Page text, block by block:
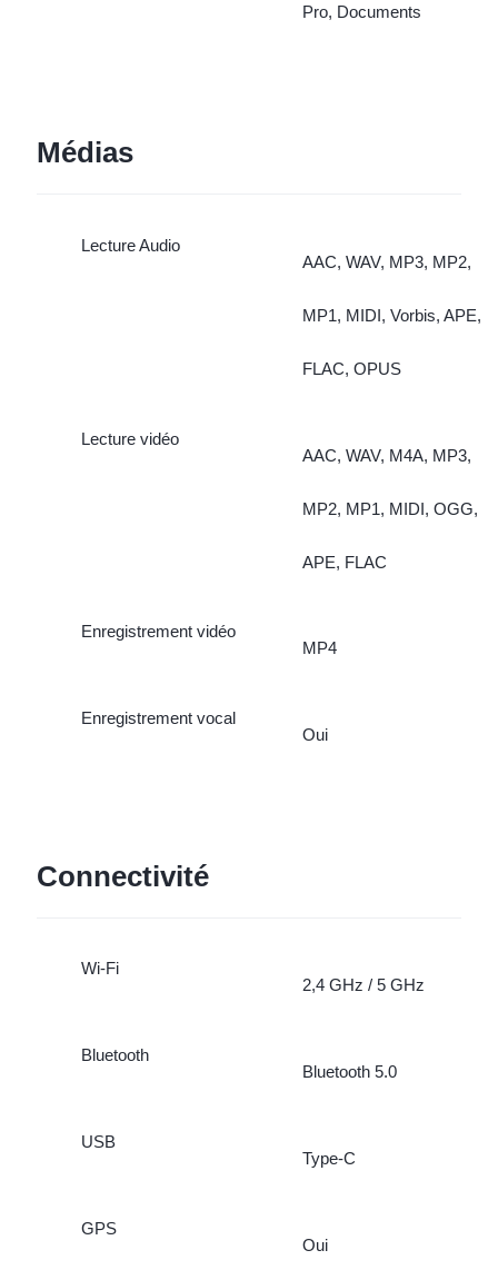
Pro, Documents
Médias
Lecture Audio
AAC, WAV, MP3, MP2,
MP1, MIDI, Vorbis, APE,
FLAC, OPUS
Lecture vidéo
AAC, WAV, M4A, MP3,
MP2, MP1, MIDI, OGG,
APE, FLAC
Enregistrement vidéo
MP4
Enregistrement vocal
Oui
Connectivité
Wi-Fi
2,4 GHz / 5 GHz
Bluetooth
Bluetooth 5.0
USB
Type-C
GPS
Oui